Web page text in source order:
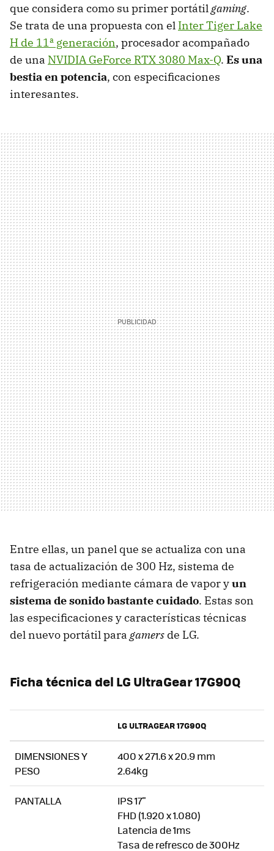
que considera como su primer portátilgaming.
Se trata de una propuesta con el Inter Tiger Lake
H de 11ª generación, procesador acompañado
de una NVIDIA GeForce RTX 3080 Max-Q. Es una
bestia en potencia, con especificaciones
interesantes.
Entre ellas, un panel que se actualiza con una
tasa de actualización de 300 Hz, sistema de
refrigeración mediante cámara de vapor yun
sistema de sonido bastante cuidado. Estas son
las especificaciones y características técnicas
del nuevo portátil para gamers de LG.
Ficha técnica del LG UltraGear 17G90Q
LG ULTRAGEAR 17G90Q
DIMENSIONES Y
PESO
400 x 271.6 x 20.9 mm
2.64kg
PANTALLA
IPS 17"
FHD (1.920 x 1.080)
Latencia de 1ms
Tasa de refresco de 300Hz